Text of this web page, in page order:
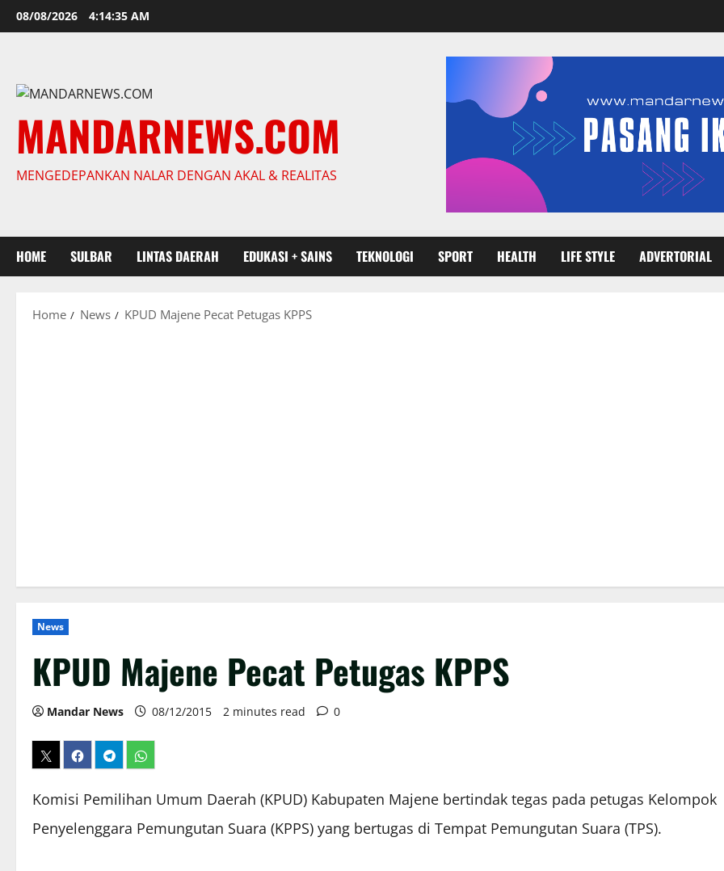
Skip
to
08/08/2026 4:14:36 AM
MANDARNEWS.COM
MENGEDEPANKAN NALAR DENGAN AKAL & REALITAS
HOME SULBAR LINTAS DAERAH EDUKASI + SAINS TEKNOLOGI SPORT HEALTH LIFE STYLE ADVERTORIAL
Home News KPUD Majene Pecat Petugas KPPS
News
KPUD Majene Pecat Petugas KPPS
Mandar News 08/12/2015 2 minutes read 0
Komisi Pemilihan Umum Daerah (KPUD) Kabupaten Majene bertindak tegas pada petugas Kelompok
Penyelenggara Pemungutan Suara (KPPS) yang bertugas di Tempat Pemungutan Suara (TPS).